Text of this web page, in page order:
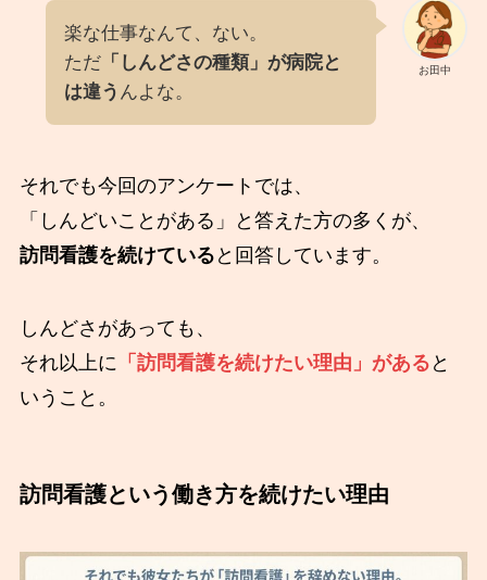
お田中
楽な仕事なんて、ない。
ただ「しんどさの種類」が病院と
は違う んよな。
それでも今回のアンケートでは、
「しんどいことがある」と答えた方の多くが、
訪問看護を続けている と回答しています。
しんどさがあっても、
それ以上に 「訪問看護を続けたい理由」がある と
いうこと。
訪問看護という働き方を続けたい理由